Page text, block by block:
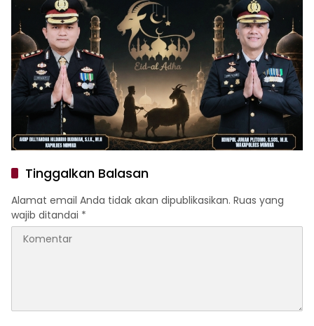
Tinggalkan Balasan
Alamat email Anda tidak akan dipublikasikan. Ruas yang
wajib ditandai *